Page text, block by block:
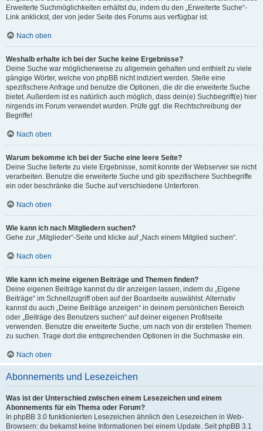
Erweiterte Suchmöglichkeiten erhältst du, indem du den „Erweiterte Suche“-
Link anklickst, der von jeder Seite des Forums aus verfügbar ist.
Nach oben
Weshalb erhalte ich bei der Suche keine Ergebnisse?
Deine Suche war möglicherweise zu allgemein gehalten und enthielt zu viele
gängige Wörter, welche von phpBB nicht indiziert werden. Stelle eine
spezifischere Anfrage und benutze die Optionen, die dir die erweiterte Suche
bietet. Außerdem ist es natürlich auch möglich, dass dein(e) Suchbegriff(e) hier
nirgends im Forum verwendet wurden. Prüfe ggf. die Rechtschreibung der
Begriffe!
Nach oben
Warum bekomme ich bei der Suche eine leere Seite?
Deine Suche lieferte zu viele Ergebnisse, somit konnte der Webserver sie nicht
verarbeiten. Benutze die erweiterte Suche und gib spezifischere Suchbegriffe
ein oder beschränke die Suche auf verschiedene Unterforen.
Nach oben
Wie kann ich nach Mitgliedern suchen?
Gehe zur „Mitglieder“-Seite und klicke auf „Nach einem Mitglied suchen“.
Nach oben
Wie kann ich meine eigenen Beiträge und Themen finden?
Deine eigenen Beiträge kannst du dir anzeigen lassen, indem du „Eigene
Beiträge“ im Schnellzugriff oben auf der Boardseite auswählst. Alternativ
kannst du auch „Deine Beiträge anzeigen“ in deinem persönlichen Bereich
oder „Beiträge des Benutzers suchen“ auf deiner eigenen Profilseite
verwenden. Benutze die erweiterte Suche, um nach von dir erstellen Themen
zu suchen. Trage dort die entsprechenden Optionen in die Suchmaske ein.
Nach oben
Abonnements und Lesezeichen
Was ist der Unterschied zwischen einem Lesezeichen und einem
Abonnements für ein Thema oder Forum?
In phpBB 3.0 funktionierten Lesezeichen ähnlich den Lesezeichen in Web-
Browsern: du bekamst keine Informationen bei einem Update. Seit phpBB 3.1